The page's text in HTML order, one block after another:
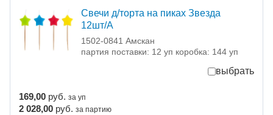
Свечи д/торта на пиках Звезда
12шт/A
1502-0841 Амскан
партия поставки: 12 уп коробка: 144 уп
выбрать
169,00 руб. за уп
2 028,00 руб. за партию